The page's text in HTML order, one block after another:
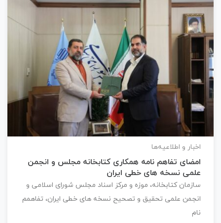
اخبار و اطلاعیه‌ها
امضای تفاهم نامه همکاری کتابخانه مجلس و انجمن
علمی نسخه های خطی ایران
سازمان کتابخانه، موزه و مرکز اسناد مجلس شورای اسلامی و
انجمن علمی تحقیق و تصحیح نسخه های خطی ایران، تفاهمم
نام